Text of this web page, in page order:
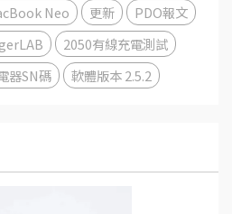
Neo 更新
PDO報文
2050有線充電測試
器SN碼 軟體版本 2.5.2